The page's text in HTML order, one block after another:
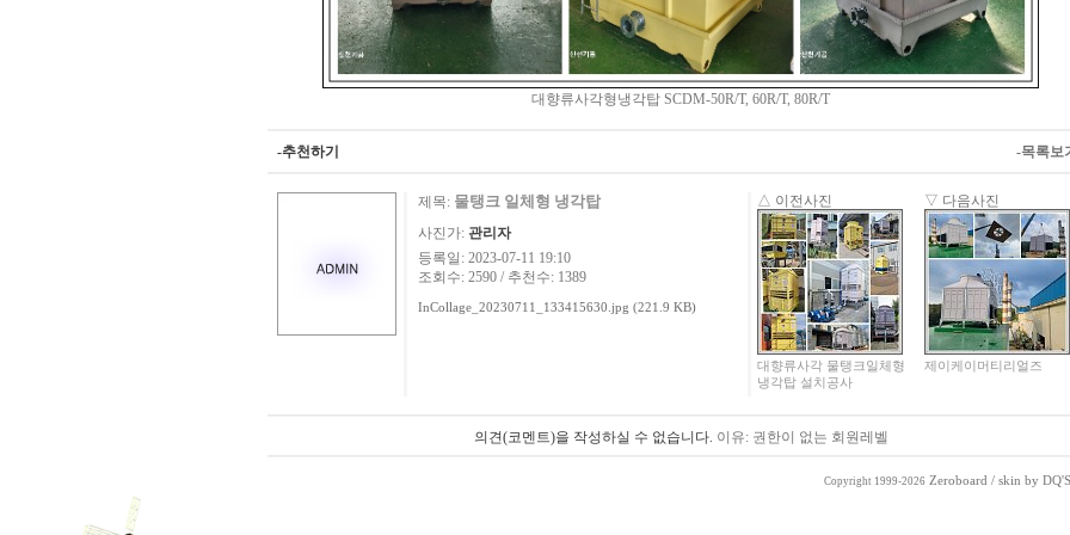
대향류사각형냉각탑 SCDM-50R/T, 60R/T, 80R/T
-추천하기 -목록보
제목: 물탱크 일체형 냉각탑
사진가: 관리자
등록일: 2023-07-11 19:10
조회수: 2590 / 추천수: 1389
InCollage_20230711_133415630.jpg (221.9 KB)
△ 이전사진
대향류사각 물탱크일체형
냉각탑 설치공사
▽ 다음사진
제이케이머티리얼즈
의견(코멘트)을 작성하실 수 없습니다. 이유: 권한이 없는 회원레벨
Copyright 1999-2026 Zeroboard / skin by